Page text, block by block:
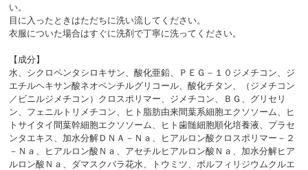
い。
目に入ったときはただちに洗い流してください。
衣服についた場合はすぐに洗剤で丁寧に洗ってください。
【成分】
水、シクロペンタシロキサン、酸化亜鉛、ＰＥＧ－１０ジメチコン、ジ
エチルヘキサン酸ネオペンチルグリコール、酸化チタン、（ジメチコン
／ビニルジメチコン）クロスポリマー、ジメチコン、ＢＧ、グリセリ
ン、フェニルトリメチコン、ヒト脂肪由来間葉系細胞エクソソーム、ヒ
トサイタイ間葉幹細胞エクソソーム、ヒト歯髄細胞順化培養液、プラセ
ンタエキス、加水分解ＤＮＡ－Ｎａ、ヒアルロン酸クロスポリマー－２
－Ｎａ、ヒアルロン酸Ｎａ、アセチルヒアルロン酸Ｎａ、加水分解ヒア
ルロン酸Ｎａ、ダマスクバラ花水、トウミツ、ポルフィリジウムクルエ